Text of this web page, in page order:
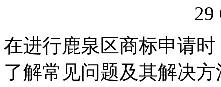
29
在进行鹿泉区商标申请
了解常见问题及其解决